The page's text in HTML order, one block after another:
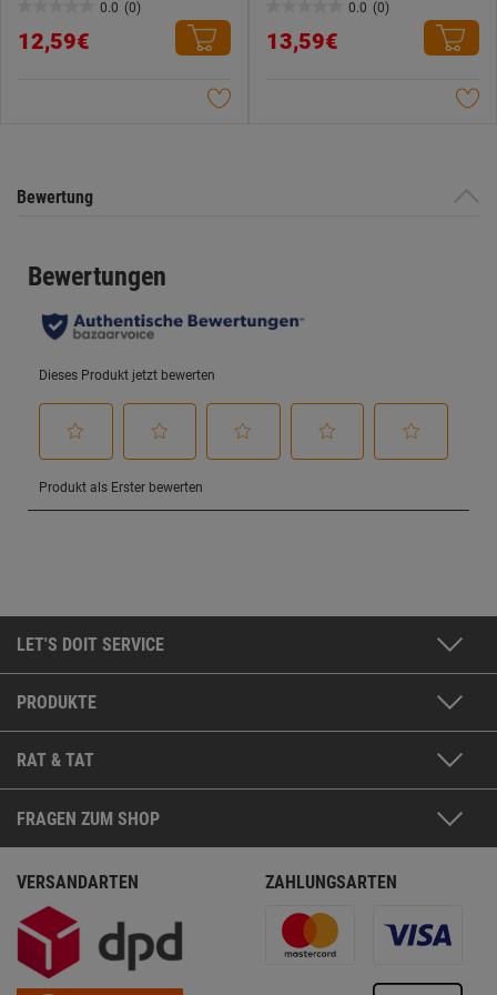
0.0 (0)
von
12,59€
0.0 (0)
von
13,59€
Bewertung
LET'S DOIT SERVICE
PRODUKTE
RAT & TAT
FRAGEN ZUM SHOP
VERSANDARTEN ZAHLUNGSARTEN